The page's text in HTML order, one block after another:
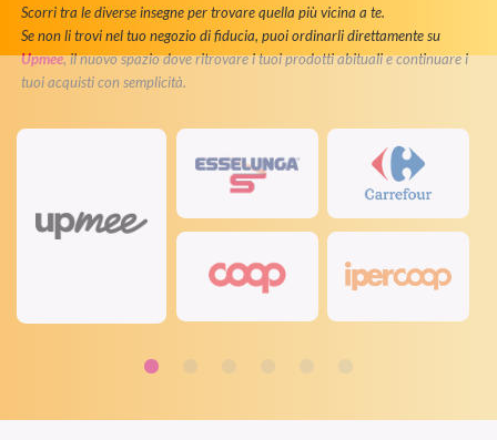
Scorri tra le diverse insegne per trovare quella più vicina a te.
Se non li trovi nel tuo negozio di fiducia, puoi ordinarli direttamente su
Upmee, il nuovo spazio dove ritrovare i tuoi prodotti abituali e continuare i
tuoi acquisti con semplicità.